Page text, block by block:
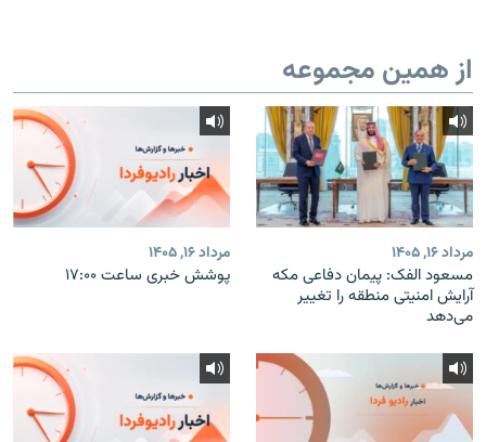
از همین مجموعه
مرداد ۱۶, ۱۴۰۵
مسعود الفک: پیمان دفاعی مکه
آرایش امنیتی منطقه را تغییر
می‌دهد
مرداد ۱۶, ۱۴۰۵
پوشش خبری ساعت ۱۷:۰۰